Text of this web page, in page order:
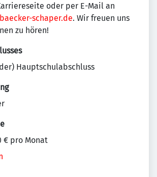
oder per E-Mail an
schaper.de. Wir freuen uns
zu hören!
Hauptschulabschluss
€ pro Monat